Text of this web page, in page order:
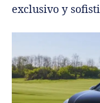
exclusivo y